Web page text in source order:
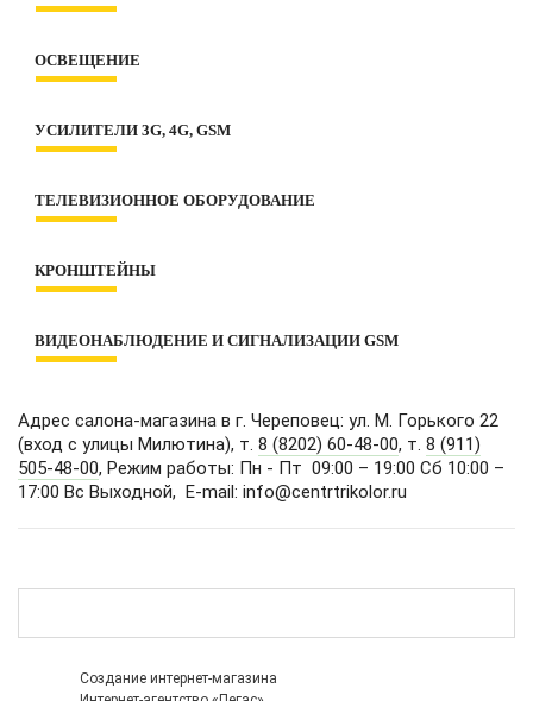
О компании
Оценить сайт
ОСВЕЩЕНИЕ
Лампы
Умный дом
Электротовары
УСИЛИТЕЛИ 3G, 4G, GSM
Антенны 3G/4G
Аксессуары
ТЕЛЕВИЗИОННОЕ ОБОРУДОВАНИЕ
Антенны dvb-T2
Смарт приставки
КРОНШТЕЙНЫ
Для монитора
Для акустики и колонок
С кинескопом
Аксессуары
ВИДЕОНАБЛЮДЕНИЕ И СИГНАЛИЗАЦИИ GSM
Камеры видеонаблюдения
Сигнализации GSM
Комплектующие для видеонаблюдения
Адрес салона-магазина в г. Череповец: ул. М. Горького 22
(вход с улицы Милютина), т. 8 (8202) 60-48-00, т. 8 (911)
505-48-00, Режим работы: Пн - Пт 09:00 – 19:00 Сб 10:00 –
17:00 Вс Выходной, E-mail: info@centrtrikolor.ru
Создание интернет-магазина